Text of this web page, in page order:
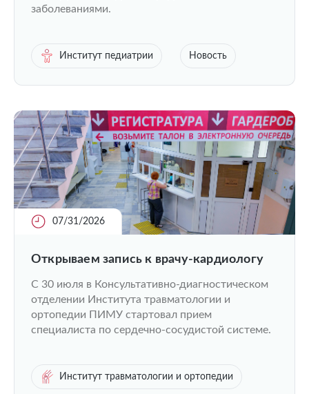
заболеваниями.
Институт педиатрии Новость
07/31/2026
Открываем запись к врачу-кардиологу
C 30 июля в Консультативно-диагностическом
отделении Института травматологии и
ортопедии ПИМУ стартовал прием
специалиста по сердечно-сосудистой системе.
Институт травматологии и ортопедии